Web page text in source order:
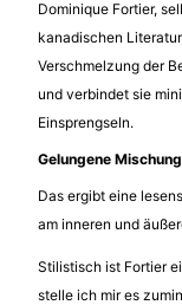
Dominique Fortier,
kanadischen
Verschmelzung der
und verbindet sie
Einsprengseln.
Gelungene
Das ergibt eine
am inneren und
Stilistisch ist Fortier
stelle ich mir es